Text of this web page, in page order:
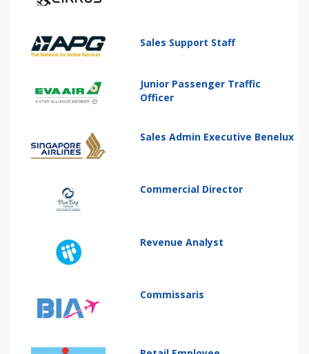
Sales Support Staff
Junior Passenger Traffic
Officer
Sales Admin Executive Benelux
Commercial Director
Revenue Analyst
Commissaris